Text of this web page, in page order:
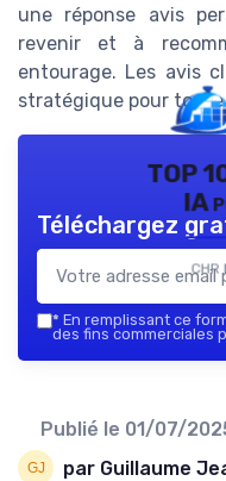
une réponse avis
revenir et à
entourage. Les avis
stratégique pour
TOP
IA
Téléchargez
* En remplissant ce
des fins commerciales
Publié le 01/07/
par Guillaume